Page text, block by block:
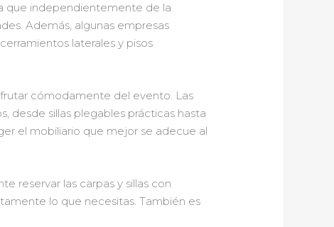
que independientemente de la
Además, algunas empresas
laterales y pisos
cómodamente del evento. Las
desde sillas plegables prácticas hasta
el mobiliario que mejor se adecue al
reservar las carpas y sillas con
lo que necesitas. También es